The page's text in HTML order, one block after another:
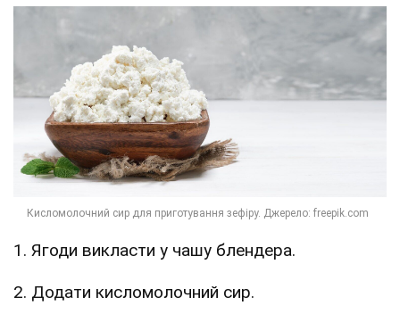
1. Ягоди викласти у чашу блендера.
2. Додати кисломолочний сир.